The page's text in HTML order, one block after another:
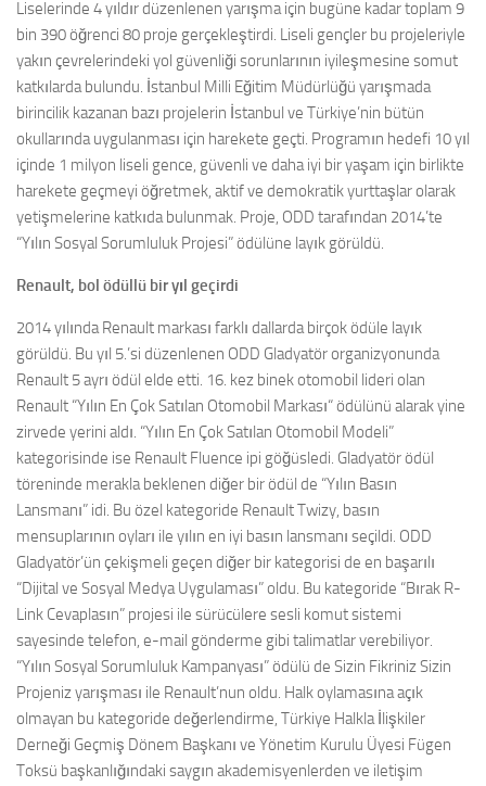
Liselerinde 4 yıldır düzenlenen yarışma için bugüne kadar toplam 9
bin 390 öğrenci 80 proje gerçekleştirdi. Liseli gençler bu projeleriyle
yakın çevrelerindeki yol güvenliği sorunlarının iyileşmesine somut
katkılarda bulundu. İstanbul Milli Eğitim Müdürlüğü yarışmada
birincilik kazanan bazı projelerin İstanbul ve Türkiye’nin bütün
okullarında uygulanması için harekete geçti. Programın hedefi 10 yıl
içinde 1 milyon liseli gence, güvenli ve daha iyi bir yaşam için birlikte
harekete geçmeyi öğretmek, aktif ve demokratik yurttaşlar olarak
yetişmelerine katkıda bulunmak. Proje, ODD tarafından 2014’te
“Yılın Sosyal Sorumluluk Projesi” ödülüne layık görüldü.
Renault, bol ödüllü bir yıl geçirdi
2014 yılında Renault markası farklı dallarda birçok ödüle layık
görüldü. Bu yıl 5.’si düzenlenen ODD Gladyatör organizyonunda
Renault 5 ayrı ödül elde etti. 16. kez binek otomobil lideri olan
Renault “Yılın En Çok Satılan Otomobil Markası“ ödülünü alarak yine
zirvede yerini aldı. “Yılın En Çok Satılan Otomobil Modeli”
kategorisinde ise Renault Fluence ipi göğüsledi. Gladyatör ödül
töreninde merakla beklenen diğer bir ödül de “Yılın Basın
Lansmanı” idi. Bu özel kategoride Renault Twizy, basın
mensuplarının oyları ile yılın en iyi basın lansmanı seçildi. ODD
Gladyatör’ün çekişmeli geçen diğer bir kategorisi de en başarılı
“Dijital ve Sosyal Medya Uygulaması” oldu. Bu kategoride “Bırak R-
Link Cevaplasın” projesi ile sürücülere sesli komut sistemi
sayesinde telefon, e-mail gönderme gibi talimatlar verebiliyor.
“Yılın Sosyal Sorumluluk Kampanyası” ödülü de Sizin Fikriniz Sizin
Projeniz yarışması ile Renault’nun oldu. Halk oylamasına açık
olmayan bu kategoride değerlendirme, Türkiye Halkla İlişkiler
Derneği Geçmiş Dönem Başkanı ve Yönetim Kurulu Üyesi Fügen
Toksü başkanlığındaki saygın akademisyenlerden ve iletişim